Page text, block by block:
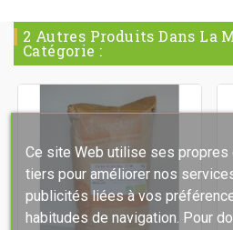
2 Autres Produits Dans La
Catégorie :
Ce site Web utilise ses propres
tiers pour améliorer nos
publicités liées à vos
habitudes de navigation. Pour